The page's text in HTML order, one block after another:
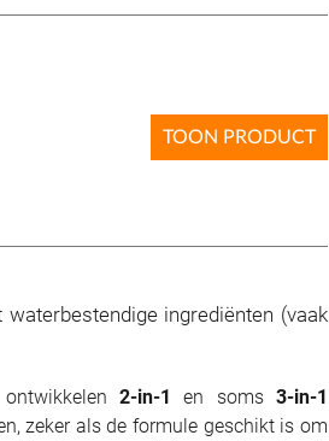
TOON PRODUCT
ingrediënten (vaak
2-in-1 en soms 3-in-1
zeker als de formule geschikt is om